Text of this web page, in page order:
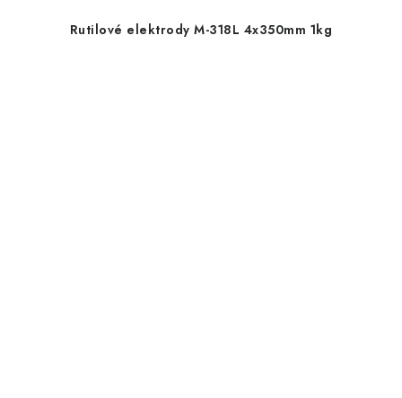
Rutilové elektrody M-318L 4x350mm 1kg